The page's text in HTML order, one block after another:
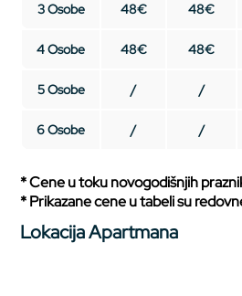
3 Osobe 48€ 48€
4 Osobe 48€ 48€
5 Osobe / /
6 Osobe / /
* Cene u toku novogodišnjih
* Prikazane cene u tabeli su
Lokacija Apartmana